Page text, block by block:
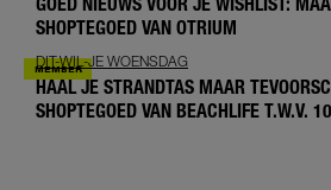
SHOPTEGOED VAN OTRIUM
DIT-WIL-JE WOENSDAG
HAAL JE STRANDTAS MAAR
SHOPTEGOED VAN BEACHLIFE T.W.V.